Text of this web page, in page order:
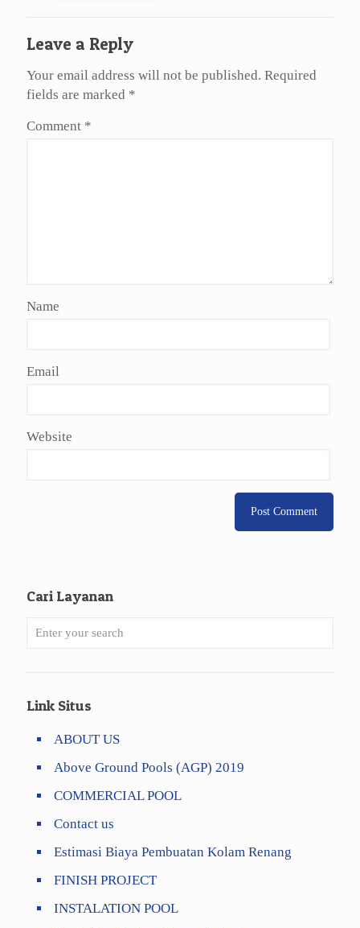
Leave a Reply
Your email address will not be published. Required
fields are marked *
Comment *
Name
Email
Website
Cari Layanan
Link Situs
ABOUT US
Above Ground Pools (AGP) 2019
COMMERCIAL POOL
Contact us
Estimasi Biaya Pembuatan Kolam Renang
FINISH PROJECT
INSTALATION POOL